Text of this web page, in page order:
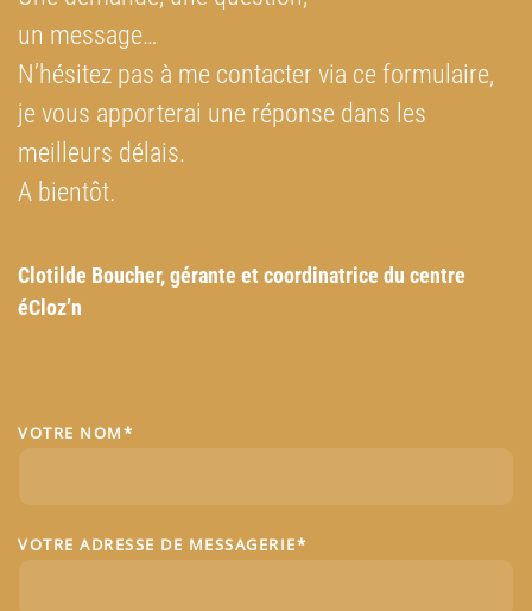
un message…
N’hésitez pas à me contacter via ce formulaire,
je vous apporterai une réponse dans les
meilleurs délais.
A bientôt.
Clotilde Boucher, gérante et coordinatrice du centre
éCloz’n
VOTRE NOM*
VOTRE ADRESSE DE MESSAGERIE*